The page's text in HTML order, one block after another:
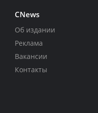
CNews
Об издании
Реклама
Вакансии
Контакты